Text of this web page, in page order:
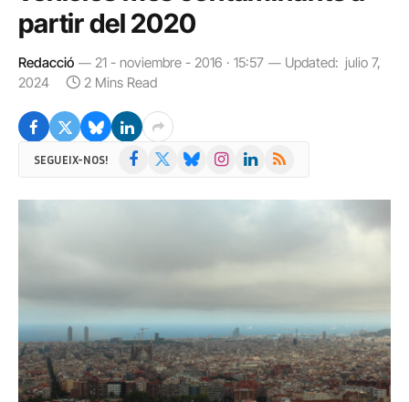
partir del 2020
Redacció 21 - noviembre - 2016 · 15:57 Updated: julio 7,
2024
2 Mins Read
SEGUEIX-NOS! Facebook BlueskyInstagramLinkedIn
RSS